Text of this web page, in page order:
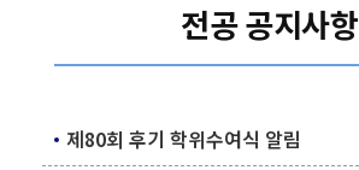
전공 공지사항
제80회 후기 학위수여식 알림